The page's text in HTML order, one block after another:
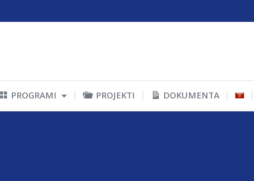
PROGRAMI PROJEKTI DOKUMENTA